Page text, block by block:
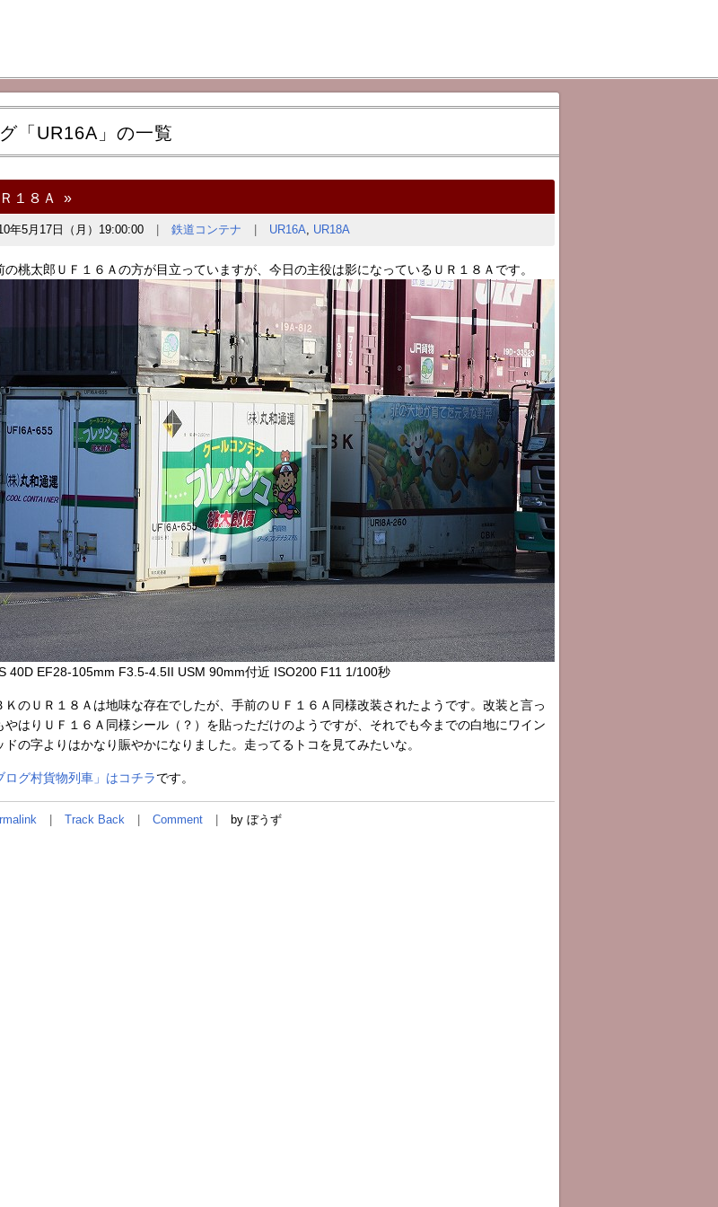
「UR16A」の一覧
１８Ａ
年5月17日（月）19:00:00 鉄道コンテナ UR16A, UR18A
の桃太郎ＵＦ１６Ａの方が目立っていますが、今日の主役は影になっているＵＲ１８Ａです。
40D EF28-105mm F3.5-4.5II USM 90mm付近 ISO200 F11 1/100秒
ＫのＵＲ１８Ａは地味な存在でしたが、手前のＵＦ１６Ａ同様改装されたようです。改装と言っ
やはりＵＦ１６Ａ同様シール（？）を貼っただけのようですが、それでも今までの白地にワイン
ドの字よりはかなり賑やかになりました。走ってるトコを見てみたいな。
ログ村貨物列車」はコチラです。
Track Back Comment by ぼうず